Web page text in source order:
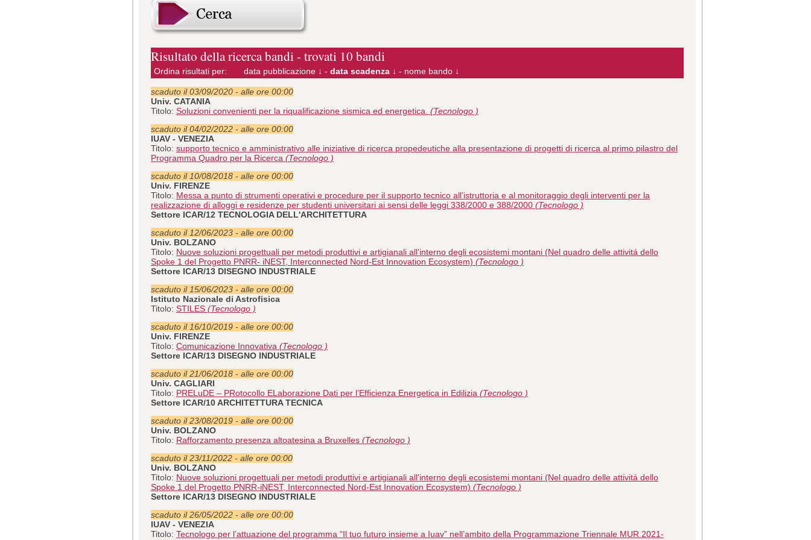
Risultato della ricerca bandi - trovati 10 bandi
Ordina risultati per: data pubblicazione ↓ - data scadenza ↓ - nome bando ↓
scaduto il 03/09/2020 - alle ore 00:00
Univ. CATANIA
Titolo: Soluzioni convenienti per la riqualificazione sismica ed energetica. (Tecnologo )
scaduto il 04/02/2022 - alle ore 00:00
IUAV - VENEZIA
Titolo: supporto tecnico e amministrativo alle iniziative di ricerca propedeutiche alla presentazione di progetti di ricerca al primo pilastro del
Programma Quadro per la Ricerca (Tecnologo )
scaduto il 10/08/2018 - alle ore 00:00
Univ. FIRENZE
Titolo: Messa a punto di strumenti operativi e procedure per il supporto tecnico all’istruttoria e al monitoraggio degli interventi per la
realizzazione di alloggi e residenze per studenti universitari ai sensi delle leggi 338/2000 e 388/2000 (Tecnologo )
Settore ICAR/12 TECNOLOGIA DELL'ARCHITETTURA
scaduto il 12/06/2023 - alle ore 00:00
Univ. BOLZANO
Titolo: Nuove soluzioni progettuali per metodi produttivi e artigianali all'interno degli ecosistemi montani (Nel quadro delle attivitá dello
Spoke 1 del Progetto PNRR- iNEST, Interconnected Nord-Est Innovation Ecosystem) (Tecnologo )
Settore ICAR/13 DISEGNO INDUSTRIALE
scaduto il 15/06/2023 - alle ore 00:00
Istituto Nazionale di Astrofisica
Titolo: STILES (Tecnologo )
scaduto il 16/10/2019 - alle ore 00:00
Univ. FIRENZE
Titolo: Comunicazione Innovativa (Tecnologo )
Settore ICAR/13 DISEGNO INDUSTRIALE
scaduto il 21/06/2018 - alle ore 00:00
Univ. CAGLIARI
Titolo: PRELuDE – PRotocollo ELaborazione Dati per l’Efficienza Energetica in Edilizia (Tecnologo )
Settore ICAR/10 ARCHITETTURA TECNICA
scaduto il 23/08/2019 - alle ore 00:00
Univ. BOLZANO
Titolo: Rafforzamento presenza altoatesina a Bruxelles (Tecnologo )
scaduto il 23/11/2022 - alle ore 00:00
Univ. BOLZANO
Titolo: Nuove soluzioni progettuali per metodi produttivi e artigianali all'interno degli ecosistemi montani (Nel quadro delle attivitá dello
Spoke 1 del Progetto PNRR-iNEST, Interconnected Nord-Est Innovation Ecosystem) (Tecnologo )
Settore ICAR/13 DISEGNO INDUSTRIALE
scaduto il 26/05/2022 - alle ore 00:00
IUAV - VENEZIA
Titolo: Tecnologo per l’attuazione del programma “Il tuo futuro insieme a Iuav” nell’ambito della Programmazione Triennale MUR 2021-